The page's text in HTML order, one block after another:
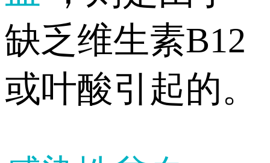
缺乏维生素B12
或叶酸引起的。